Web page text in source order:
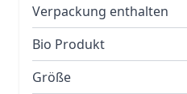
Verpackung enthalten
Bio Produkt
Größe